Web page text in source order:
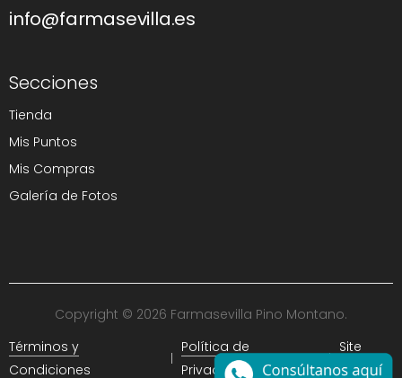
info@farmasevilla.es
Secciones
Tienda
Mis Puntos
Mis Compras
Galería de Fotos
Copyright © 2026 Farmasevilla Pino Montano.
Términos y
Condiciones
Política de
Privacidad
Site
Map